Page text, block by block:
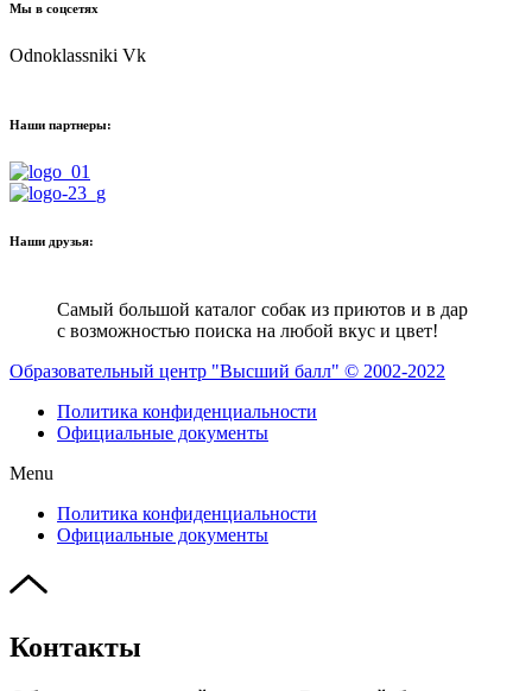
Мы в соцсетях
Odnoklassniki Vk
Наши партнеры:
Наши друзья:
Самый большой каталог собак из приютов и в дар
с возможностью поиска на любой вкус и цвет!
Образовательный центр "Высший балл" © 2002-2022
Политика конфиденциальности
Официальные документы
Menu
Политика конфиденциальности
Официальные документы
Контакты